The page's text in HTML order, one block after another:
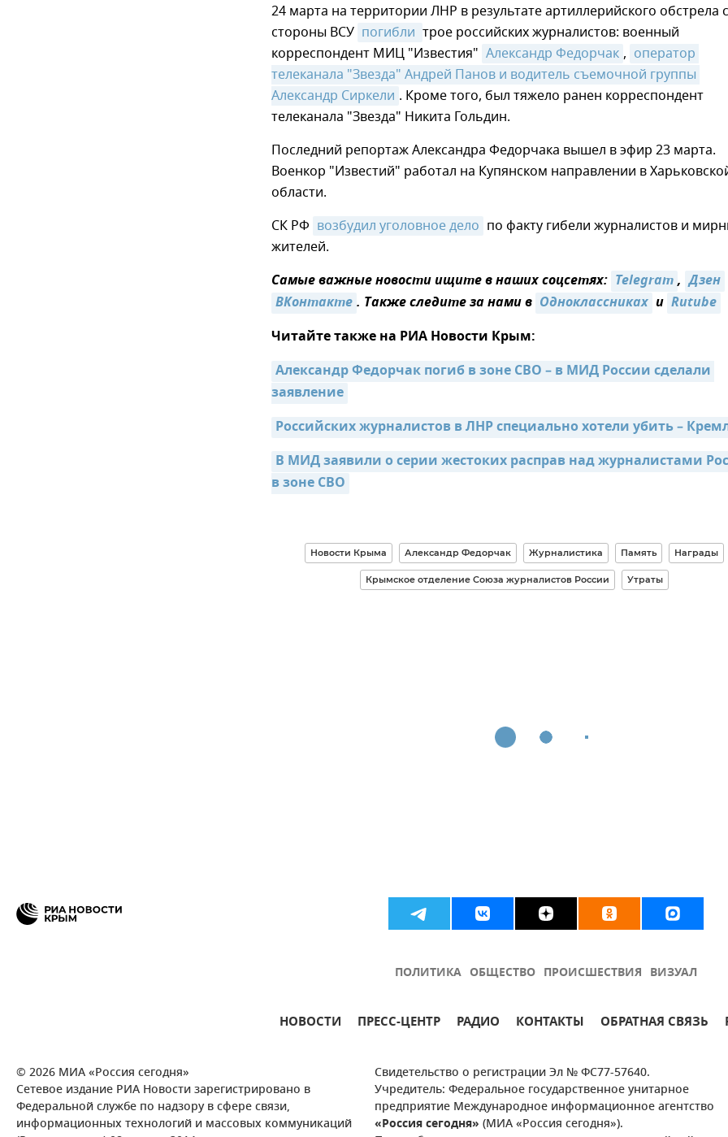
24 марта на территории ЛНР в результате артиллерийского обстрела
стороны ВСУ погибли трое российских журналистов: военный
корреспондент МИЦ "Известия" Александр Федорчак , оператор
телеканала "Звезда" Андрей Панов и водитель съемочной группы
Александр Сиркели . Кроме того, был тяжело ранен корреспондент
телеканала "Звезда" Никита Гольдин.
Последний репортаж Александра Федорчака вышел в эфир 23 марта.
Военкор "Известий" работал на Купянском направлении в
области.
СК РФ возбудил уголовное дело по факту гибели журналистов и
жителей.
Самые важные новости ищите в наших соцсетях: Telegram, Дзен
ВКонтакте. Также следите за нами в Одноклассниках и Rutube
Читайте также на РИА Новости Крым:
Александр Федорчак погиб в зоне СВО – в МИД России сделали
заявление
Российских журналистов в ЛНР специально хотели убить –
В МИД заявили о серии жестоких расправ над журналистами
в зоне СВО
Новости Крыма Александр Федорчак Журналистика Память Награды
Крымское отделение Союза журналистов России Утраты
ПОЛИТИКА ОБЩЕСТВО ПРОИСШЕСТВИЯ ВИЗУАЛ
НОВОСТИ ПРЕСС-ЦЕНТР РАДИО КОНТАКТЫ ОБРАТНАЯ СВЯЗЬ
© 2026 МИА «Россия сегодня»
Сетевое издание РИА Новости зарегистрировано в
Федеральной службе по надзору в сфере связи,
информационных технологий и массовых коммуникаций
Свидетельство о регистрации Эл № ФС77-57640.
Учредитель: Федеральное государственное унитарное
предприятие Международное информационное агентство
«Россия сегодня» (МИА «Россия сегодня»).